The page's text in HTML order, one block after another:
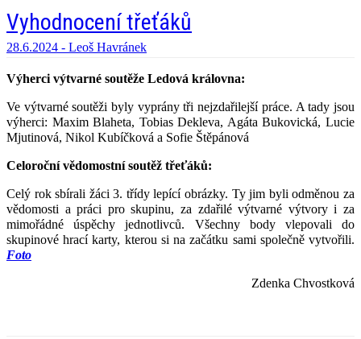
Vyhodnocení třeťáků
28.6.2024 - Leoš Havránek
Výherci výtvarné soutěže Ledová královna:
Ve výtvarné soutěži byly vyprány tři nejzdařilejší práce. A tady jsou
výherci: Maxim Blaheta, Tobias Dekleva, Agáta Bukovická, Lucie
Mjutinová, Nikol Kubíčková a Sofie Štěpánová
Celoroční vědomostní soutěž třeťáků:
Celý rok sbírali žáci 3. třídy lepící obrázky. Ty jim byli odměnou za
vědomosti a práci pro skupinu, za zdařilé výtvarné výtvory i za
mimořádné úspěchy jednotlivců. Všechny body vlepovali do
skupinové hrací karty, kterou si na začátku sami společně vytvořili.
Foto
Zdenka Chvostková